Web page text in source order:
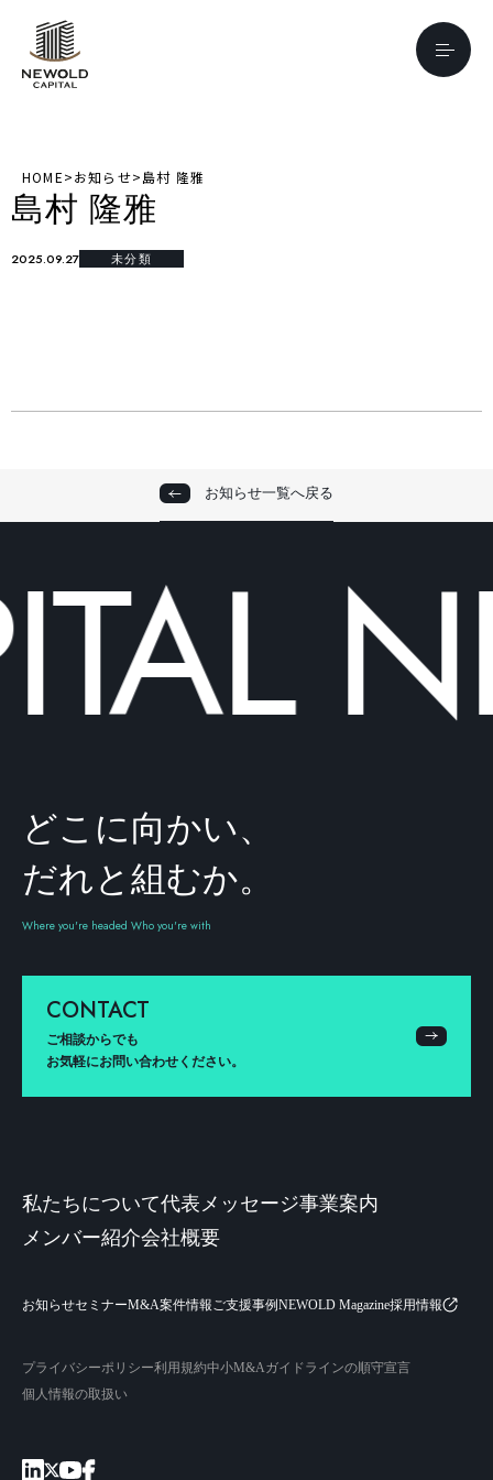
HOME>お知らせ>島村 隆雅
島村 隆雅
2025.09.27 未分類
お知らせ一覧へ戻る
どこに向かい、
だれと組むか。
Where you're headed Who you're with
CONTACT
ご相談からでも
お気軽にお問い合わせください。
私たちについて代表メッセージ事業案内
メンバー紹介会社概要
お知らせセミナーM&A案件情報 ご支援事例NEWOLD Magazine採用情報
プライバシーポリシー利用規約中小M&Aガイドラインの順守宣言
個人情報の取扱い